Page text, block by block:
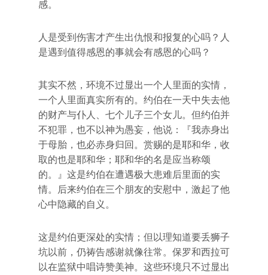
感。
人是受到伤害才产生出仇恨和报复的心吗？人
是遇到值得感恩的事就会有感恩的心吗？
其实不然，环境不过显出一个人里面的实情，
一个人里面真实所有的。约伯在一天中失去他
的财产与仆人、七个儿子三个女儿。但约伯并
不犯罪，也不以神为愚妄，他说：『我赤身出
于母胎，也必赤身归回。赏赐的是耶和华，收
取的也是耶和华；耶和华的名是应当称颂
的。』这是约伯在遭遇极大患难后里面的实
情。后来约伯在三个朋友的安慰中，激起了他
心中隐藏的自义。
这是约伯更深处的实情；但以理知道要丢狮子
坑以前，仍祷告感谢就像往常。保罗和西拉可
以在监狱中唱诗赞美神。这些环境只不过显出